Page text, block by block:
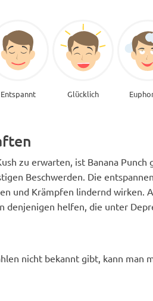
Entspannt Glücklich
zu erwarten, ist Banana
Beschwerden. Die
und Krämpfen lindernd wirken.
denjenigen helfen, die unter
nicht bekannt gibt, kann man